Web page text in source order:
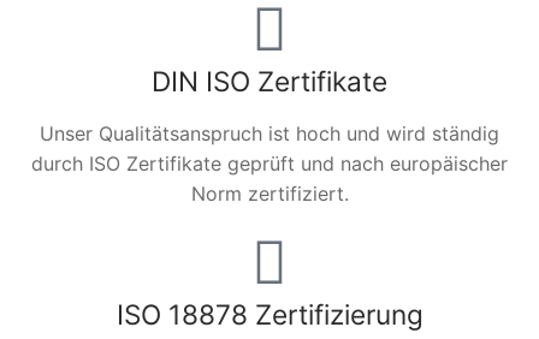
DIN ISO Zertifikate
Unser Qualitätsanspruch ist hoch und wird ständig
durch ISO Zertifikate geprüft und nach europäischer
Norm zertifiziert.
ISO 18878 Zertifizierung